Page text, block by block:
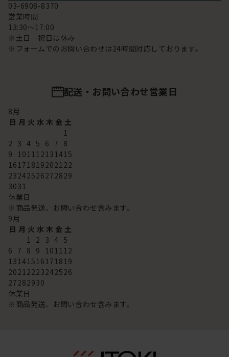
03-6908-8370
営業時間
13:30～17:00
※土日 祝日は休み
※フォームでのお問い合わせは24時間対応しております。
配送・お問い合わせ営業日
8月
日 月 火 水 木 金 土
1
2 3 4 5 6 7 8
9 101112131415
16171819202122
23242526272829
3031
休業日
※商品発送、お問い合わせ含みます。
9月
日 月 火 水 木 金 土
1 2 3 4 5
6 7 8 9 101112
13141516171819
20212223242526
27282930
休業日
※商品発送、お問い合わせ含みます。